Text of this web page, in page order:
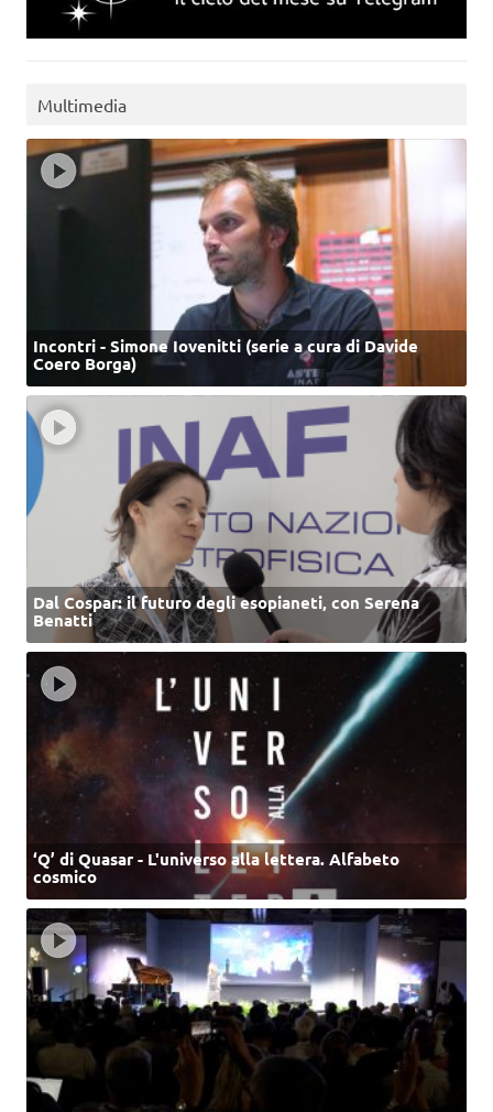
Multimedia
Incontri - Simone Iovenitti (serie a cura di Davide
Coero Borga)
Dal Cospar: il futuro degli esopianeti, con Serena
Benatti
‘Q’ di Quasar - L'universo alla lettera. Alfabeto
cosmico